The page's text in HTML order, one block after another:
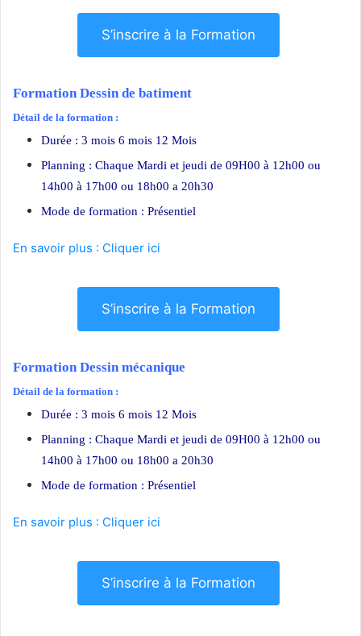
S’inscrire à la Formation
Formation Dessin de batiment
Détail de la formation :
Durée : 3 mois 6 mois 12 Mois
Planning : Chaque Mardi et jeudi de 09H00 à 12h00 ou
14h00 à 17h00 ou 18h00 a 20h30
Mode de formation : Présentiel
En savoir plus : Cliquer ici
S’inscrire à la Formation
Formation Dessin mécanique
Détail de la formation :
Durée : 3 mois 6 mois 12 Mois
Planning : Chaque Mardi et jeudi de 09H00 à 12h00 ou
14h00 à 17h00 ou 18h00 a 20h30
Mode de formation : Présentiel
En savoir plus : Cliquer ici
S’inscrire à la Formation